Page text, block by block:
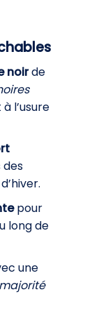
noirde
l’usure
pour
long de
une